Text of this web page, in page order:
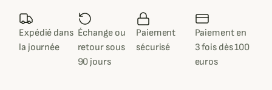
Expédié dans
la journée
Échange ou
retour sous
90 jours
Paiement
sécurisé
Paiement en
3 fois dès 100
euros